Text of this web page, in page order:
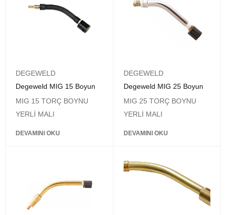
DEGEWELD
Degeweld MIG 15 Boyun
MIG 15 TORÇ BOYNU
YERLİ MALI
DEVAMINI OKU
DEGEWELD
Degeweld MIG 25 Boyun
MIG 25 TORÇ BOYNU
YERLİ MALI
DEVAMINI OKU